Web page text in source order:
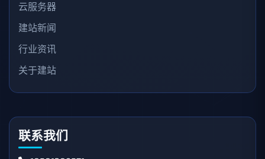
云服务器
建站新闻
行业资讯
关于建站
联系我们